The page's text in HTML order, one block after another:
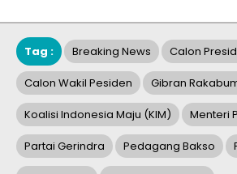
Tag : Breaking News Calon
Calon Wakil Pesiden Gibran
Koalisi Indonesia Maju (KIM) Menteri
Partai Gerindra Pedagang Bakso